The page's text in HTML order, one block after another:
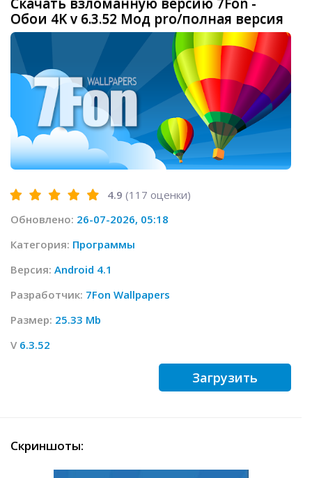
Скачать взломанную версию 7Fon -
Обои 4K v 6.3.52 Мод pro/полная версия
4.9 (117 оценки)
Обновлено: 26-07-2026, 05:18
Категория: Программы
Версия: Android 4.1
Разработчик: 7Fon Wallpapers
Размер: 25.33 Mb
V 6.3.52
Загрузить
Скриншоты: